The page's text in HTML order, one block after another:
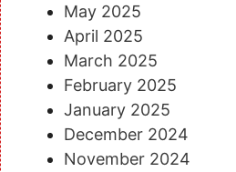
May 2025
April 2025
March 2025
February 2025
January 2025
December 2024
November 2024